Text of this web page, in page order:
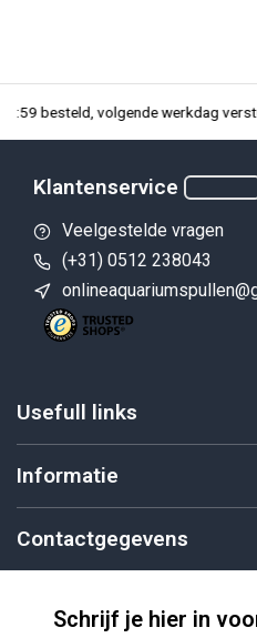
besteld, volgende werkdag
Klantenservice
Veelgestelde vragen
(+31) 0512 238043
Usefull links
Informatie
Contactgegevens
Schrijf je hier in